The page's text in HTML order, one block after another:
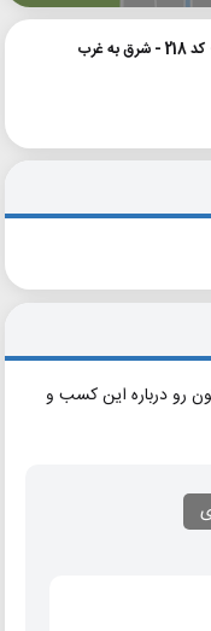
غرب
رو درباره این کسب و